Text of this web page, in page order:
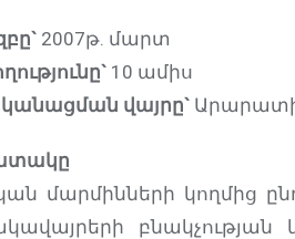
2007թ. մարտ
10 ամիս
վայրը`
մարմինների կողմից